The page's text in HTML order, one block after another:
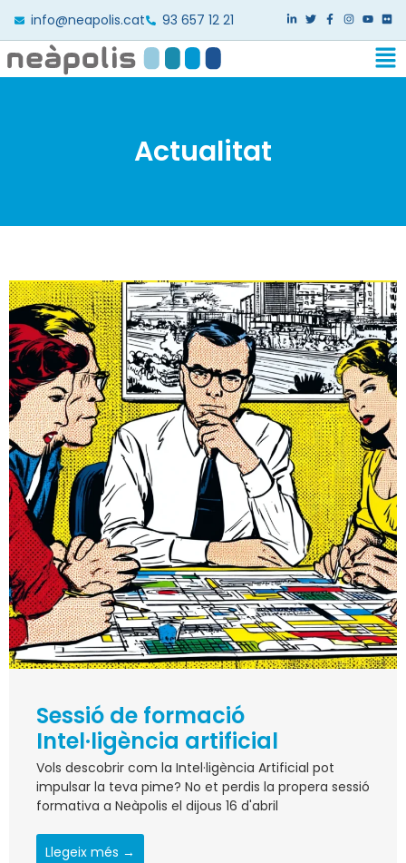
info@neapolis.cat 93 657 12 21
Actualitat
Sessió de formació
Intel·ligència artificial
Vols descobrir com la Intel·ligència Artificial pot
impulsar la teva pime? No et perdis la propera sessió
formativa a Neàpolis el dijous 16 d'abril
Llegeix més →